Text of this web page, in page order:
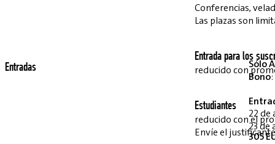
Conferencias,
Las plazas son
Entrada para los
reducido con
Estudiantes
reducido con el
Envíe el
Entradas
Sólo
Bono:
22 de
23 de
305